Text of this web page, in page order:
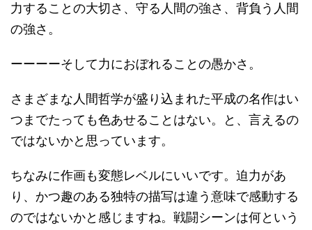
力することの大切さ、守る人間の強さ、背負う人間
の強さ。
ーーーーそして力におぼれることの愚かさ。
さまざまな人間哲学が盛り込まれた平成の名作はい
つまでたっても色あせることはない。と、言えるの
ではないかと思っています。
ちなみに作画も変態レベルにいいです。迫力があ
り、かつ趣のある独特の描写は違う意味で感動する
のではないかと感じますね。戦闘シーンは何という